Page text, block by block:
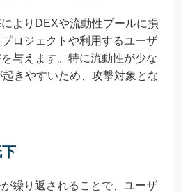
よりDEXや流動性プールに損
ロジェクトや利用するユーザ
与えます。特に流動性が少な
きやすいため、攻撃対象とな
繰り返されることで、ユーザ